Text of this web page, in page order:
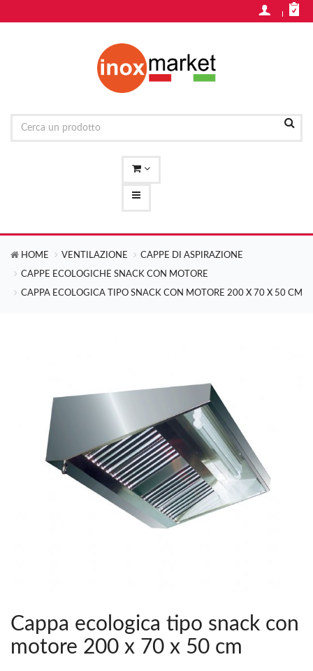
HOME VENTILAZIONE CAPPE DI ASPIRAZIONE
CAPPE ECOLOGICHE SNACK CON MOTORE
CAPPA ECOLOGICA TIPO SNACK CON MOTORE 200 X 70 X 50 CM
Cappa ecologica tipo snack con
motore 200 x 70 x 50 cm